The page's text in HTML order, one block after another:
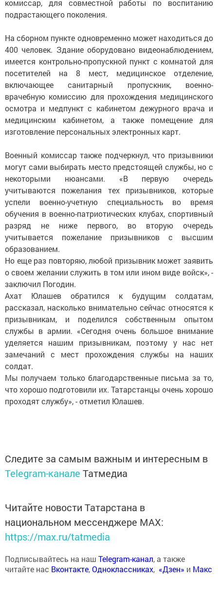
комиссар, для совместной работы по воспитанию
подрастающего поколения.
На сборном пункте одновременно может находиться до
400 человек. Здание оборудовано видеонаблюдением,
имеется контрольно-пропускной пункт с комнатой для
посетителей на 8 мест, медицинское отделение,
включающее санитарный пропускник, военно-
врачебную комиссию для прохождения медицинского
осмотра и медпункт с кабинетом дежурного врача и
медицинским кабинетом, а также помещение для
изготовление персональных электронных карт.
Военный комиссар также подчеркнул, что призывники
могут сами выбирать место предстоящей службы, но с
некоторыми нюансами. «В первую очередь
учитываются пожелания тех призывников, которые
успели военно-учетную специальность во время
обучения в военно-патриотических клубах, спортивный
разряд не ниже первого, во вторую очередь
учитывается пожелание призывников с высшим
образованием.
Но еще раз повторяю, любой призывник может заявить
о своем желании служить в том или ином виде войск», -
заключил Погодин.
Ахат Юлашев обратился к будущим солдатам,
рассказал, насколько внимательно сейчас относятся к
призывникам, и поделился собственным опытом
службы в армии. «Сегодня очень большое внимание
уделяется нашим призывникам, поэтому у нас нет
замечаний с мест прохождения службы на наших
солдат.
Мы получаем только благодарственные письма за то,
что хорошо подготовили их. Татарстанцы очень хорошо
проходят службу», - отметил Юлашев.
Следите за самым важным и интересным в
Telegram-канале Татмедиа
Читайте новости Татарстана в
национальном мессенджере MАХ:
https://max.ru/tatmedia
Подписывайтесь на наш Telegram-канал, а также
читайте нас Вконтакте,Одноклассниках, «Дзен» и Макс